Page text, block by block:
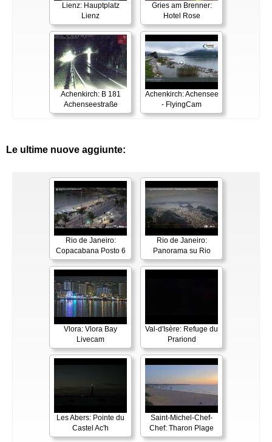
Lienz: Hauptplatz
Lienz
Gries am Brenner:
Hotel Rose
Achenkirch: B 181
Achenseestraße
Achenkirch: Achensee
- FlyingCam
Le ultime nuove aggiunte:
Rio de Janeiro:
Copacabana Posto 6
Rio de Janeiro:
Panorama su Rio
Vlora: Vlora Bay
Livecam
Val-d'Isère: Refuge du
Prariond
Les Abers: Pointe du
Castel Ac'h
Saint-Michel-Chef-
Chef: Tharon Plage